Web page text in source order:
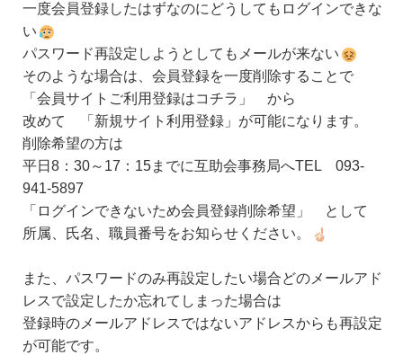
一度会員登録したはずなのにどうしてもログインできな
い
パスワード再設定しようとしてもメールが来ない
そのような場合は、会員登録を一度削除することで
「会員サイトご利用登録はコチラ」 から
改めて 「新規サイト利用登録」が可能になります。
削除希望の方は
平日8：30～17：15までに互助会事務局へTEL 093-
941-5897
「ログインできないため会員登録削除希望」 として
所属、氏名、職員番号をお知らせください。
また、パスワードのみ再設定したい場合どのメールアド
レスで設定したか忘れてしまった場合は
登録時のメールアドレスではないアドレスからも再設定
が可能です。